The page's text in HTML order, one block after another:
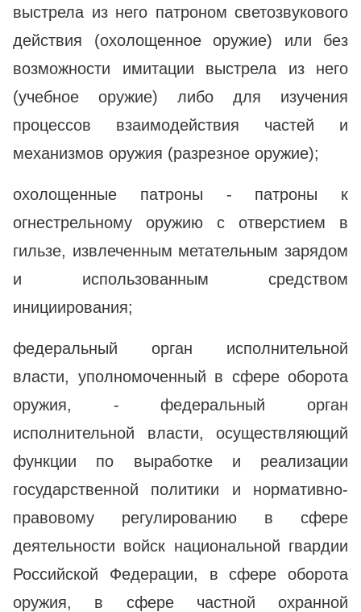
выстрела из него патроном светозвукового
действия (охолощенное оружие) или без
возможности имитации выстрела из него
(учебное оружие) либо для изучения
процессов взаимодействия частей и
механизмов оружия (разрезное оружие);
охолощенные патроны - патроны к
огнестрельному оружию с отверстием в
гильзе, извлеченным метательным зарядом
и использованным средством
инициирования;
федеральный орган исполнительной
власти, уполномоченный в сфере оборота
оружия, - федеральный орган
исполнительной власти, осуществляющий
функции по выработке и реализации
государственной политики и нормативно-
правовому регулированию в сфере
деятельности войск национальной гвардии
Российской Федерации, в сфере оборота
оружия, в сфере частной охранной